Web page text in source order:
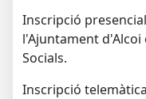
Inscripció
l'Ajuntament d'Alcoi
Socials.
Inscripció